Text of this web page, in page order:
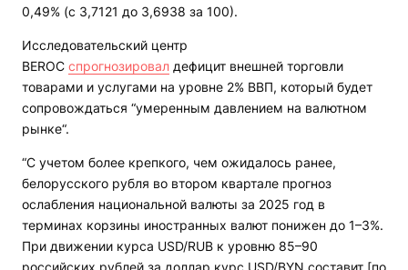
0,49% (с 3,7121 до 3,6938 за 100).
Исследовательский центр
BEROC спрогнозировал дефицит внешней торговли
товарами и услугами на уровне 2% ВВП, который будет
сопровождаться “умеренным давлением на валютном
рынке“.
“С учетом более крепкого, чем ожидалось ранее,
белорусского рубля во втором квартале прогноз
ослабления национальной валюты за 2025 год в
терминах корзины иностранных валют понижен до 1–3%.
При движении курса USD/RUB к уровню 85–90
российских рублей за доллар курс USD/BYN составит [по